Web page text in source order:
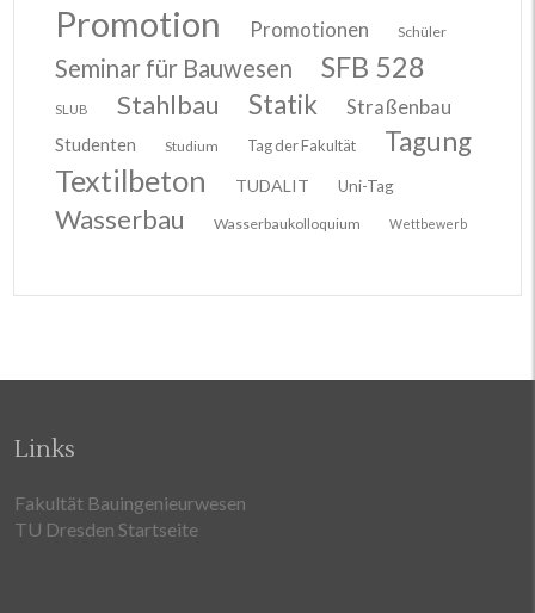
Promotion Promotionen Schüler
Seminar für Bauwesen SFB 528
SLUB Stahlbau Statik Straßenbau
Studenten Studium Tag der Fakultät Tagung
Textilbeton TUDALIT Uni-Tag
Wasserbau Wasserbaukolloquium Wettbewerb
Links
Fakultät Bauingenieurwesen
TU Dresden Startseite